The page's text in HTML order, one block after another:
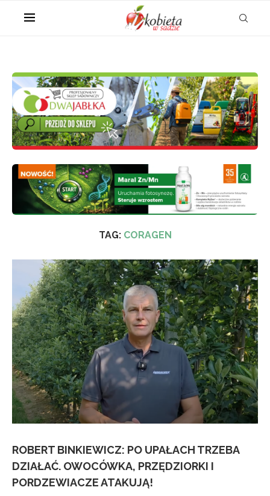
TAG: CORAGEN
ROBERT BINKIEWICZ: PO UPAŁACH TRZEBA
DZIAŁAĆ. OWOCÓWKA, PRZĘDZIORKI I
PORDZEWIACZE ATAKUJĄ!